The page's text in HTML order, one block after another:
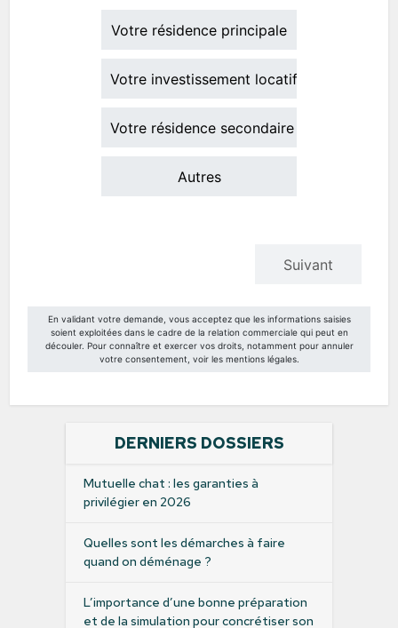
DERNIERS DOSSIERS
Mutuelle chat : les garanties à
privilégier en 2026
Quelles sont les démarches à faire
quand on déménage ?
L’importance d’une bonne préparation
et de la simulation pour concrétiser son